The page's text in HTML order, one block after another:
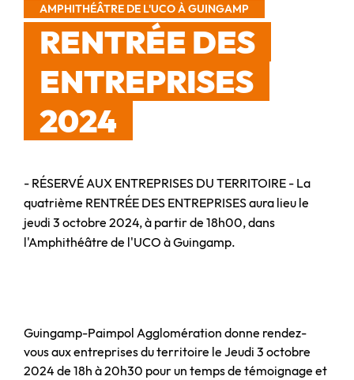
AMPHITHÉÂTRE DE L'UCO À GUINGAMP
RENTRÉE DES
ENTREPRISES
2024
- RÉSERVÉ AUX ENTREPRISES DU TERRITOIRE - La
quatrième RENTRÉE DES ENTREPRISES aura lieu le
jeudi 3 octobre 2024, à partir de 18h00, dans
l'Amphithéâtre de l'UCO à Guingamp.
Guingamp-Paimpol Agglomération donne rendez-
vous aux entreprises du territoire le Jeudi 3 octobre
2024 de 18h à 20h30 pour un temps de témoignage et